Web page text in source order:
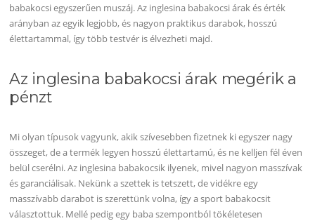
babakocsi egyszerűen muszáj. Az inglesina babakocsi árak és érték
arányban az egyik legjobb, és nagyon praktikus darabok, hosszú
élettartammal, így több testvér is élvezheti majd.
Az inglesina babakocsi árak megérik a
pénzt
Mi olyan típusok vagyunk, akik szívesebben fizetnek ki egyszer nagy
összeget, de a termék legyen hosszú élettartamú, és ne kelljen fél éven
belül cserélni. Az inglesina babakocsik ilyenek, mivel nagyon masszívak
és garanciálisak. Nekünk a szettek is tetszett, de vidékre egy
masszívabb darabot is szerettünk volna, így a sport babakocsit
választottuk. Mellé pedig egy baba szempontból tökéletesen